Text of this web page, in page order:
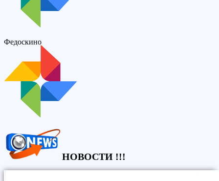
Федоскино
НОВОСТИ !!!